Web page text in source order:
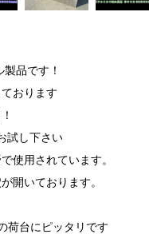
品です！
おります
試し下さい
使用されています。
開いております。
荷台にピッタリです